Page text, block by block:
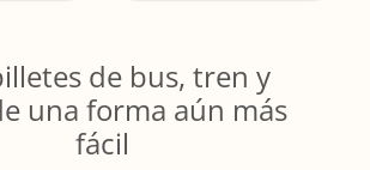
de bus, tren y
una forma aún más
fácil